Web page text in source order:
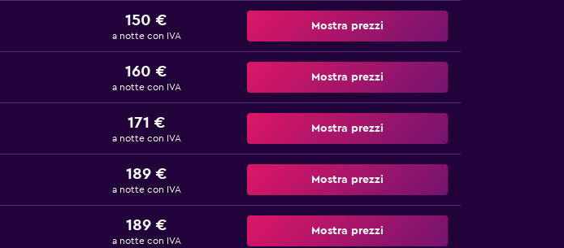
150 €
a notte con IVA
Mostra prezzi
160 €
a notte con IVA
Mostra prezzi
171 €
a notte con IVA
Mostra prezzi
189 €
a notte con IVA
Mostra prezzi
189 €
a notte con IVA
Mostra prezzi